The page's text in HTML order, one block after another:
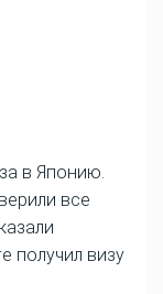
в Японию.
все
получил визу